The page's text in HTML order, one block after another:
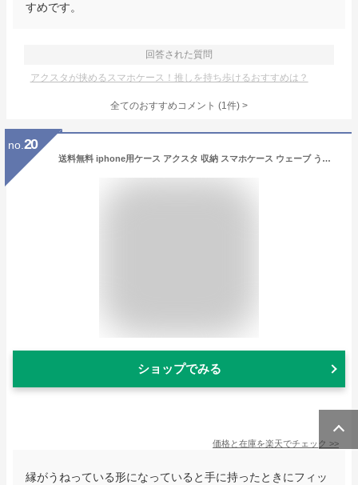
すめです。
回答された質問
アクスタが挟めるスマホケース！推しを持ち歩けるおすすめは？
全てのおすすめコメント (1件) >
no. 20
送料無料 iphone用ケース アクスタ 収納 スマホケース ウェーブ うねうね iPhone15用 Plus pro max iPhone14用 iPhone13用 iPhone12用 11用 アクスタ収納ケース 韓国 クリア 可愛い アクキー 波型 透明 推し活 おしゃれ
ショップでみる
価格と在庫を楽天でチェック >>
縁がうねっている形になっていると手に持ったときにフィッ